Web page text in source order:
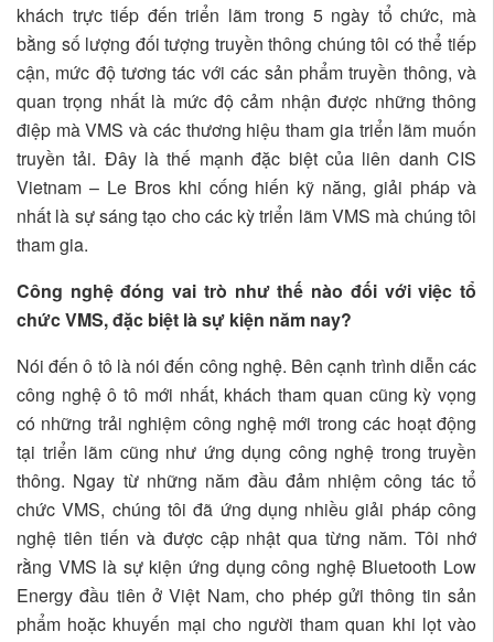
khách trực tiếp đến triển lãm trong 5 ngày tổ chức, mà
bằng số lượng đối tượng truyền thông chúng tôi có thể tiếp
cận, mức độ tương tác với các sản phẩm truyền thông, và
quan trọng nhất là mức độ cảm nhận được những thông
điệp mà VMS và các thương hiệu tham gia triển lãm muốn
truyền tải. Đây là thế mạnh đặc biệt của liên danh CIS
Vietnam – Le Bros khi cống hiến kỹ năng, giải pháp và
nhất là sự sáng tạo cho các kỳ triển lãm VMS mà chúng tôi
tham gia.
Công nghệ đóng vai trò như thế nào đối với việc tổ
chức VMS, đặc biệt là sự kiện năm nay?
Nói đến ô tô là nói đến công nghệ. Bên cạnh trình diễn các
công nghệ ô tô mới nhất, khách tham quan cũng kỳ vọng
có những trải nghiệm công nghệ mới trong các hoạt động
tại triển lãm cũng như ứng dụng công nghệ trong truyền
thông. Ngay từ những năm đầu đảm nhiệm công tác tổ
chức VMS, chúng tôi đã ứng dụng nhiều giải pháp công
nghệ tiên tiến và được cập nhật qua từng năm. Tôi nhớ
rằng VMS là sự kiện ứng dụng công nghệ Bluetooth Low
Energy đầu tiên ở Việt Nam, cho phép gửi thông tin sản
phẩm hoặc khuyến mại cho người tham quan khi lọt vào